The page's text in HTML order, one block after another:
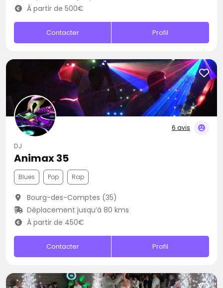
À partir de 500€
Contacter Profil
6 avis
DJ
Animax 35
Blues Pop Rap
Bourg-des-Comptes (35)
Déplacement jusqu’à 80 kms
À partir de 450€
Contacter Profil